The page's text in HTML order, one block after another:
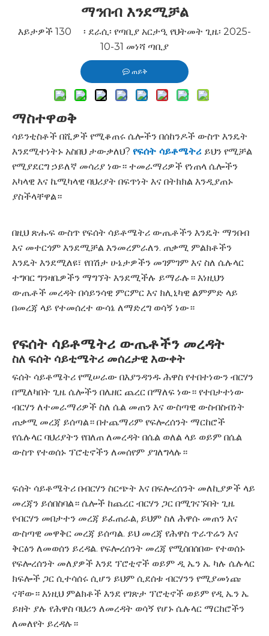
ማንበብ እንደሚቻል
እይታዎች 130 ፡ ደራሲ፡ የጣቢያ አርታዒ የህትመት ጊዜ፡ 2025-
10-31 መነሻ ጣቢያ
ጠይቅ
ማስተዋወቅ
ሳይንቲስቶች በሺዎች የሚቆጠሩ ሴሎችን በሰከንዶች ውስጥ እንዴት
እንደሚተነትኑ አስበህ ታውቃለህ? የፍሰት ሳይቶሜትሪ ይህን የሚቻል
የሚያደርግ ኃይለኛ መሳሪያ ነው። ተመራማሪዎች የነጠላ ሴሎችን
አካላዊ እና ኬሚካላዊ ባህሪያት በፍጥነት እና በትክክል እንዲያጠኑ
ያስችላቸዋል።
በዚህ ጽሑፍ ውስጥ የፍሰት ሳይቶሜትሪ ውጤቶችን እንዴት ማንበብ
እና መተርጎም እንደሚቻል እንመረምራለን. ጠቃሚ ምልክቶችን
እንዴት እንደሚለዩ፣ የበሽታ ሁኔታዎችን መገምገም እና ስለ ሴሉላር
ተግባር ግንዛቤዎችን ማግኘት እንደሚችሉ ይማራሉ። እነዚህን
ውጤቶች መረዳት በሳይንሳዊ ምርምር እና ክሊኒካዊ ልምምድ ላይ
በመረጃ ላይ የተመሰረተ ውሳኔ ለማድረግ ወሳኝ ነው።
የፍሰት ሳይቶሜትሪ ውጤቶችን መረዳት
ስለ ፍሰት ሳይቲሜትሪ መሰረታዊ እውቀት
ፍሰት ሳይቶሜትሪ የሚሠራው በእያንዳንዱ ሕዋስ የተበተነውን ብርሃን
በሚለካበት ጊዜ ሴሎችን በሌዘር ጨረር በማለፍ ነው። የተበታተነው
ብርሃን ለተመራማሪዎች ስለ ሴል መጠን እና ውስጣዊ ውስብስብነት
ጠቃሚ መረጃ ይሰጣል። በተጨማሪም የፍሎረሰንት ማርከሮች
የሴሉላር ባህሪያትን የበለጠ ለመረዳት በሴል ወለል ላይ ወይም በሴል
ውስጥ የተወሰኑ ፕሮቲኖችን ለመሰየም ያገለግላሉ።
ፍሰት ሳይቶሜትሪ በብርሃን ስርጭት እና በፍሎረሰንት መለኪያዎች ላይ
መረጃን ይሰበስባል። ሴሎች ከጨረር ብርሃን ጋር በሚገናኙበት ጊዜ
የብርሃን መበታተን መረጃ ይፈጠራል, ይህም ስለ ሕዋሱ መጠን እና
ውስጣዊ መዋቅር መረጃ ይሰጣል. ይህ መረጃ የሕዋስ ጥራጥሬን እና
ቅርፅን ለመወሰን ይረዳል. የፍሎረሰንት መረጃ የሚሰበሰበው የተወሰኑ
የፍሎረሰንት መለያዎች እንደ ፕሮቲኖች ወይም ዲ ኤን ኤ ካሉ ሴሉላር
ክፍሎች ጋር ሲተሳሰሩ ሲሆን ይህም ሲደሰቱ ብርሃንን የሚያመነጩ
ናቸው። እነዚህ ምልክቶች እንደ የገጽታ ፕሮቲኖች ወይም የዲ ኤን ኤ
ይዘት ያሉ የሕዋስ ባህሪን ለመረዳት ወሳኝ የሆኑ ሴሉላር ማርከሮችን
ለመለየት ይረዳሉ።